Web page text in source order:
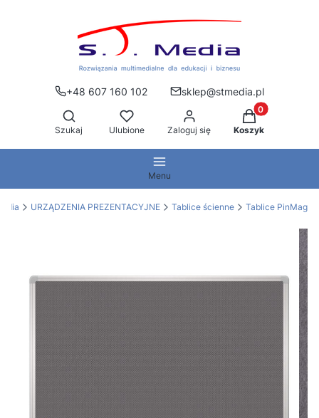
+48 607 160 102
sklep@stmedia.pl
Otwórz wyszukiwarkę
Szukaj Ulubione Zaloguj się
Produkty w
Koszyk
Menu
URZĄDZENIA PREZENTACYJNE Tablice ścienne Tablice PinMag